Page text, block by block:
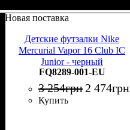
Новая поставка
Детские футзалки Nike
Mercurial Vapor 16 Club IC
Junior - черный
FQ8289-001-EU
3 254грн 2 474грн
Купить